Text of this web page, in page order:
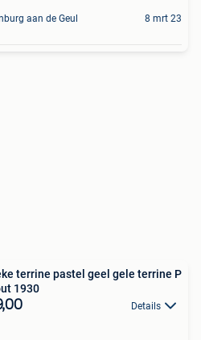
aan de Geul 8 mrt 23
terrine pastel geel gele terrine P
1930
Details